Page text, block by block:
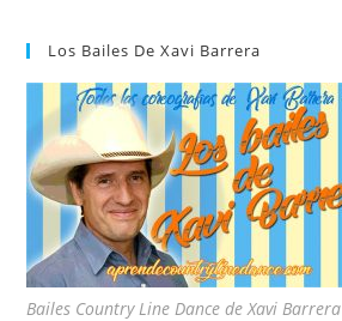
Los Bailes De Xavi Barrera
Bailes Country Line Dance de Xavi Barrera